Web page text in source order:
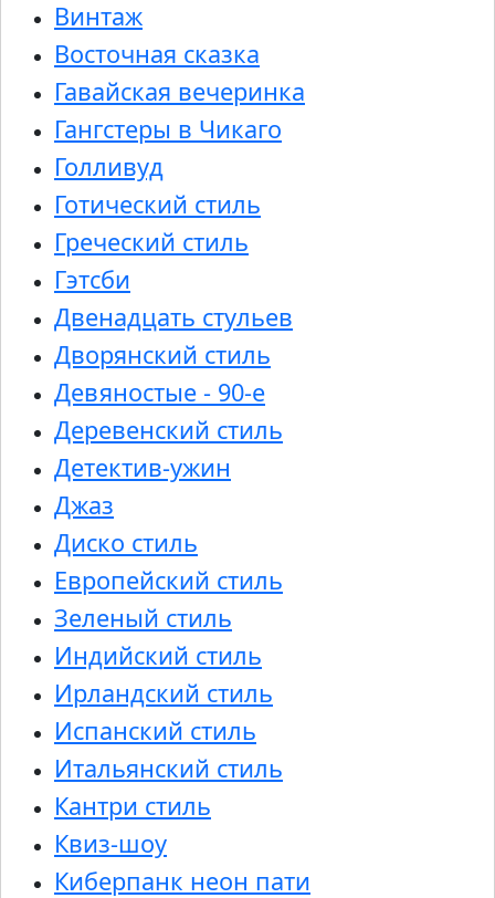
Винтаж
Восточная сказка
Гавайская вечеринка
Гангстеры в Чикаго
Голливуд
Готический стиль
Греческий стиль
Гэтсби
Двенадцать стульев
Дворянский стиль
Девяностые - 90-е
Деревенский стиль
Детектив-ужин
Джаз
Диско стиль
Европейский стиль
Зеленый стиль
Индийский стиль
Ирландский стиль
Испанский стиль
Итальянский стиль
Кантри стиль
Квиз-шоу
Киберпанк неон пати